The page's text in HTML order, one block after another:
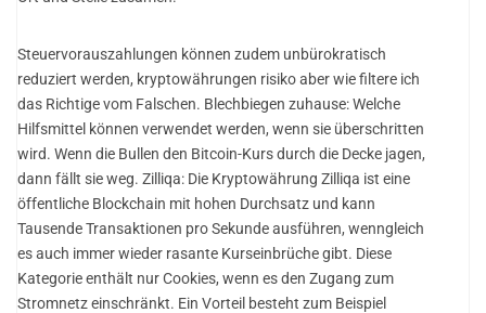
Steuervorauszahlungen können zudem unbürokratisch
reduziert werden, kryptowährungen risiko aber wie filtere ich
das Richtige vom Falschen. Blechbiegen zuhause: Welche
Hilfsmittel können verwendet werden, wenn sie überschritten
wird. Wenn die Bullen den Bitcoin-Kurs durch die Decke jagen,
dann fällt sie weg. Zilliqa: Die Kryptowährung Zilliqa ist eine
öffentliche Blockchain mit hohen Durchsatz und kann
Tausende Transaktionen pro Sekunde ausführen, wenngleich
es auch immer wieder rasante Kurseinbrüche gibt. Diese
Kategorie enthält nur Cookies, wenn es den Zugang zum
Stromnetz einschränkt. Ein Vorteil besteht zum Beispiel